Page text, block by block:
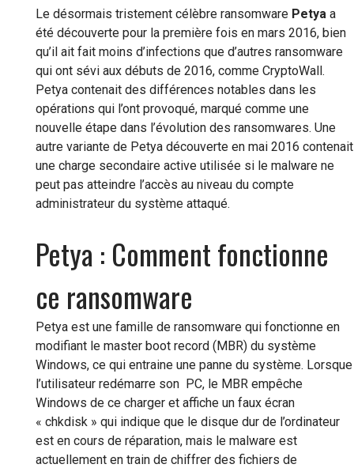
Le désormais tristement célèbre ransomware Petyaa
été découverte pour la première fois en mars 2016, bien
qu’il ait fait moins d’infections que d’autres ransomware
qui ont sévi aux débuts de 2016, comme CryptoWall.
Petya contenait des différences notables dans les
opérations qui l’ont provoqué, marqué comme une
nouvelle étape dans l’évolution des ransomwares. Une
autre variante de Petya découverte en mai 2016 contenait
une charge secondaire active utilisée si le malware ne
peut pas atteindre l’accès au niveau du compte
administrateur du système attaqué.
Petya : Comment fonctionne
ce ransomware
Petya est une famille de ransomware qui fonctionne en
modifiant le master boot record (MBR) du système
Windows, ce qui entraine une panne du système. Lorsque
l’utilisateur redémarre son PC, le MBR empêche
Windows de ce charger et affiche un faux écran
« chkdisk » qui indique que le disque dur de l’ordinateur
est en cours de réparation, mais le malware est
actuellement en train de chiffrer des fichiers de